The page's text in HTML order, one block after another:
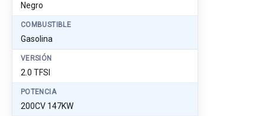
Negro
COMBUSTIBLE
Gasolina
VERSIÓN
2.0 TFSI
POTENCIA
200CV 147KW